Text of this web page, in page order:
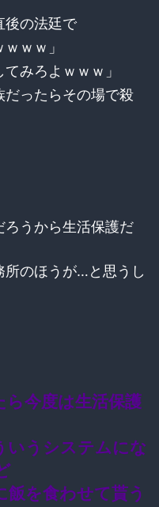
後の法廷で
ｗｗ」
みろよｗｗｗ」
だったらその場で殺
ろうから生活保護だ
所のほうが…と思うし
今度は生活保護
いうシステムにな
飯を食わせて貰う